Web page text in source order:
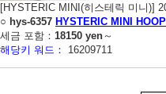
[HYSTERIC MINI(히스테릭 미니)]
○ hys-6357 HYSTERIC MINI
세금 포함： 18150 yen～
해당키 워드：
16209711